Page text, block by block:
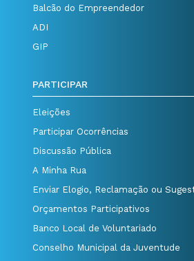
Balcão do Empreendedor
ADI
GIP
PARTICIPAR
Eleições
Participar Ocorrências
Discussão Pública
A Minha Rua
Enviar Elogio, Reclamação ou
Orçamentos Participativos
Banco Local de Voluntariado
Conselho Municipal da Juventude